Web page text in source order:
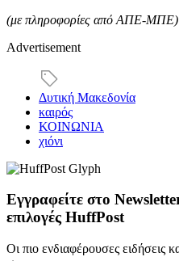
(με πληροφορίες από ΑΠΕ-ΜΠΕ)
Advertisement
Δυτική Μακεδονία
καιρός
ΚΟΙΝΩΝΙΑ
χιόνι
Εγγραφείτε στο
επιλογές HuffPost
Οι πιο ενδιαφέρουσες ειδήσεις